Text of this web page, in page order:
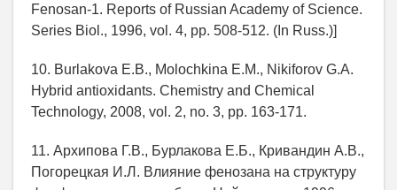
Fenosan-1. Reports of Russian Academy of Science.
Series Biol., 1996, vol. 4, pp. 508-512. (In Russ.)]
10. Burlakova E.B., Molochkina E.M., Nikifоrоv G.A.
Hybrid antioxidants. Chemistry and Chemical
Technology, 2008, vol. 2, no. 3, pp. 163-171.
11. Архипова Г.В., Бурлакова Е.Б., Кривандин А.В.,
Погорецкая И.Л. Влияние фенозана на структуру